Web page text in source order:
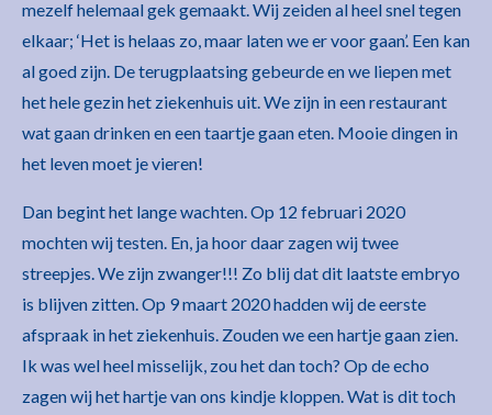
mezelf helemaal gek gemaakt. Wij zeiden al heel snel tegen
elkaar; ‘Het is helaas zo, maar laten we er voor gaan’. Een kan
al goed zijn. De terugplaatsing gebeurde en we liepen met
het hele gezin het ziekenhuis uit. We zijn in een restaurant
wat gaan drinken en een taartje gaan eten. Mooie dingen in
het leven moet je vieren!
Dan begint het lange wachten. Op 12 februari 2020
mochten wij testen. En, ja hoor daar zagen wij twee
streepjes. We zijn zwanger!!! Zo blij dat dit laatste embryo
is blijven zitten. Op 9 maart 2020 hadden wij de eerste
afspraak in het ziekenhuis. Zouden we een hartje gaan zien.
Ik was wel heel misselijk, zou het dan toch? Op de echo
zagen wij het hartje van ons kindje kloppen. Wat is dit toch